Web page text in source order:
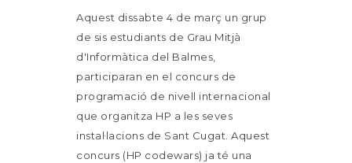
Aquest dissabte 4 de març un grup
de sis estudiants de Grau Mitjà
d'Informàtica del Balmes,
participaran en el concurs de
programació de nivell internacional
que organitza HP a les seves
instal·lacions de Sant Cugat. Aquest
concurs (HP codewars) ja té una